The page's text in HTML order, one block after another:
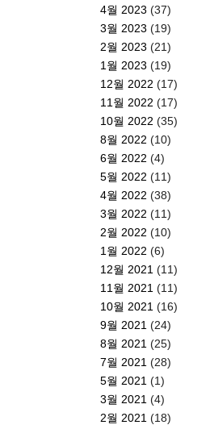
4월 2023 (37)
3월 2023 (19)
2월 2023 (21)
1월 2023 (19)
12월 2022 (17)
11월 2022 (17)
10월 2022 (35)
8월 2022 (10)
6월 2022 (4)
5월 2022 (11)
4월 2022 (38)
3월 2022 (11)
2월 2022 (10)
1월 2022 (6)
12월 2021 (11)
11월 2021 (11)
10월 2021 (16)
9월 2021 (24)
8월 2021 (25)
7월 2021 (28)
5월 2021 (1)
3월 2021 (4)
2월 2021 (18)